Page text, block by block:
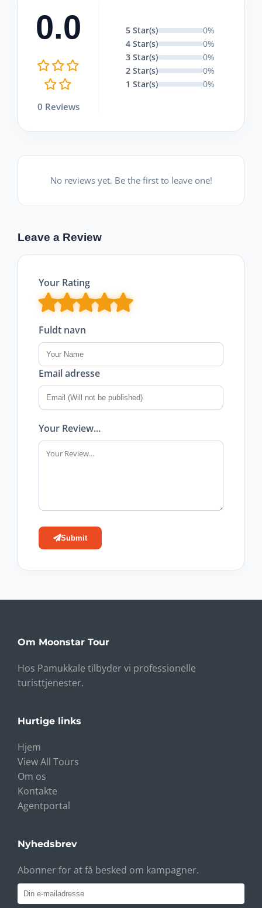
0.0
0 Reviews
5 Star(s)
0%
4 Star(s)
0%
3 Star(s)
0%
2 Star(s)
0%
1 Star(s)
0%
No reviews yet. Be the first to leave one!
Leave a Review
Your Rating
Fuldt navn
Email adresse
Your Review...
Submit
Om Moonstar Tour
Hos Pamukkale tilbyder vi professionelle
turisttjenester.
Hurtige links
Hjem
View All Tours
Om os
Kontakte
Agentportal
Nyhedsbrev
Abonner for at få besked om kampagner.